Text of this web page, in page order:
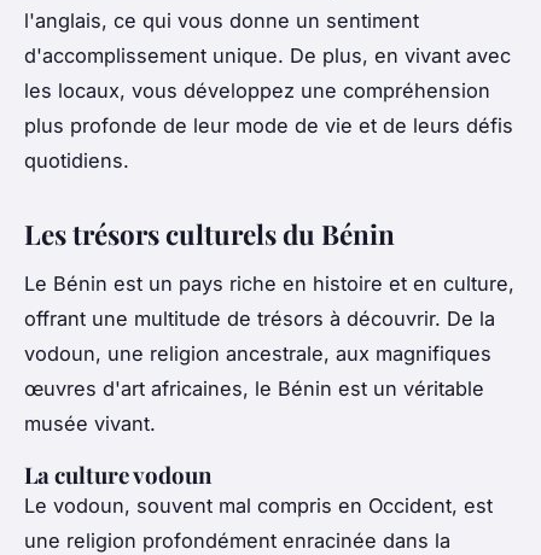
l'anglais, ce qui vous donne un sentiment
d'accomplissement unique. De plus, en vivant avec
les locaux, vous développez une compréhension
plus profonde de leur mode de vie et de leurs défis
quotidiens.
Les trésors culturels du Bénin
Le Bénin est un pays riche en histoire et en culture,
offrant une multitude de trésors à découvrir. De la
vodoun, une religion ancestrale, aux magnifiques
œuvres d'art africaines, le Bénin est un véritable
musée vivant.
La culture vodoun
Le vodoun, souvent mal compris en Occident, est
une religion profondément enracinée dans la